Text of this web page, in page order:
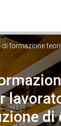
di formazione
di